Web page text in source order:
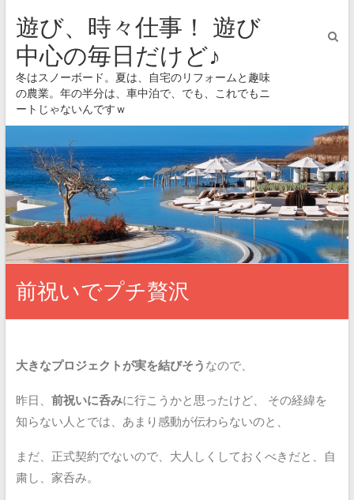
遊び、時々仕事！ 遊び
中心の毎日だけど♪
冬はスノーボード。夏は、自宅のリフォームと趣味
の農業。年の半分は、車中泊で、でも、これでもニ
ートじゃないんですｗ
前祝いでプチ贅沢
大きなプロジェクトが実を結びそう なので、
昨日、 前祝いに呑みに行こうかと思ったけど、
その経緯を
知らない人とでは、あまり感動が伝わらないのと、
まだ、正式契約でないので、大人しくしておくべきだと、自
粛し、家呑み。